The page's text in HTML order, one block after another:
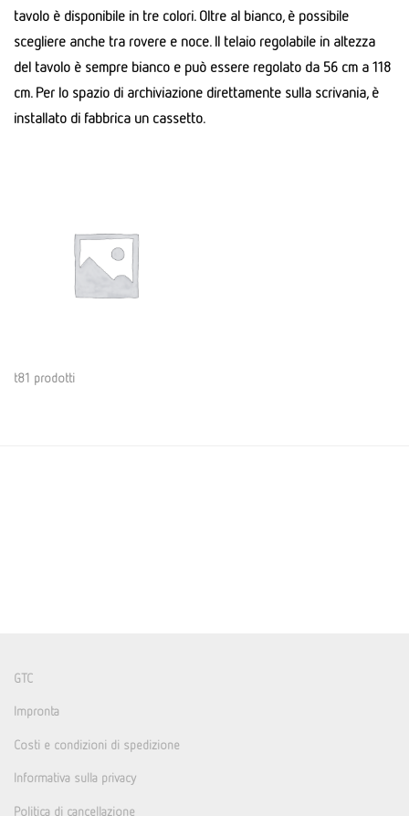
tavolo è disponibile in tre colori. Oltre al bianco, è possibile
scegliere anche tra rovere e noce. Il telaio regolabile in altezza
del tavolo è sempre bianco e può essere regolato da 56 cm a 118
cm. Per lo spazio di archiviazione direttamente sulla scrivania, è
installato di fabbrica un cassetto.
t81 prodotti
GTC
Impronta
Costi e condizioni di spedizione
Informativa sulla privacy
Politica di cancellazione